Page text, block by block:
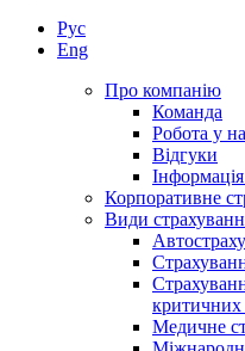
Рус
Eng
Про компанію
Команда
Робота у
Відгуки
Корпоративне
Види
критичних
Медичне